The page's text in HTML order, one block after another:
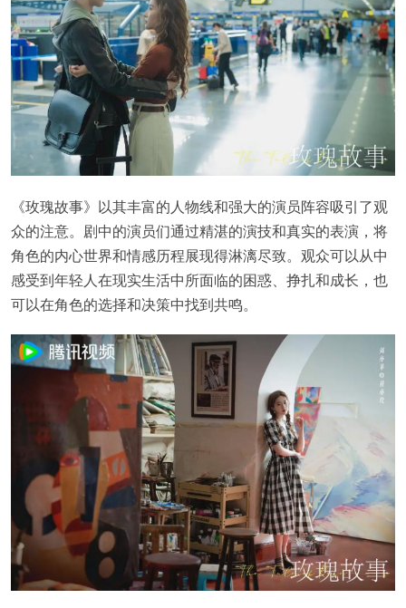
《玫瑰故事》以其丰富的人物线和强大的演员阵容吸引了观
众的注意。剧中的演员们通过精湛的演技和真实的表演，将
角色的内心世界和情感历程展现得淋漓尽致。观众可以从中
感受到年轻人在现实生活中所面临的困惑、挣扎和成长，也
可以在角色的选择和决策中找到共鸣。